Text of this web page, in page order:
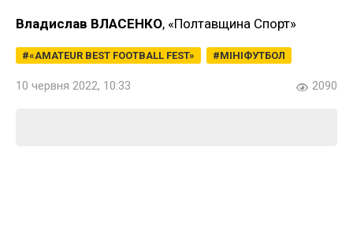
Владислав ВЛАСЕНКО, «Полтавщина Спорт»
«AMATEUR BEST FOOTBALL FEST» МІНІФУТБОЛ
10 червня 2022, 10:33 2090